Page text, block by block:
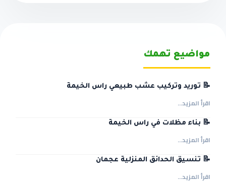
مواضيع تهمك
📝 توريد وتركيب عشب طبيعي راس الخيمة
اقرأ المزيد...
📝 بناء مظلات في راس الخيمة
اقرأ المزيد...
📝 تنسيق الحدائق المنزلية عجمان
اقرأ المزيد...